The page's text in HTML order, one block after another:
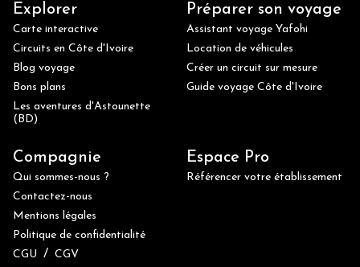
Explorer
Carte interactive
Circuits en Côte d'Ivoire
Blog voyage
Bons plans
Les aventures d'Astounette
(BD)
Préparer son voyage
Assistant voyage Yafohi
Location de véhicules
Créer un circuit sur mesure
Guide voyage Côte d'Ivoire
Compagnie
Qui sommes-nous ?
Contactez-nous
Mentions légales
Politique de confidentialité
CGU / CGV
Espace Pro
Référencer votre établissement